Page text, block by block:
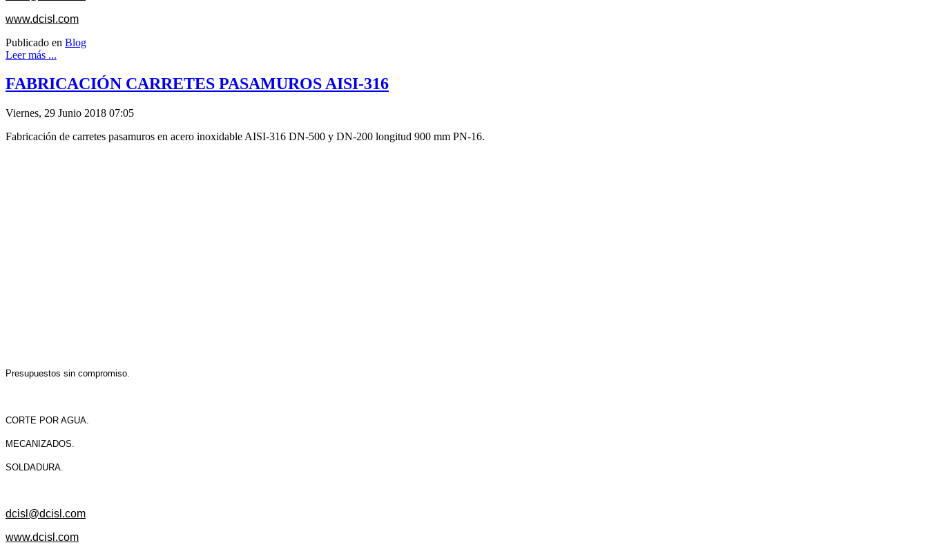
www.dcisl.com
Publicado en Blog
Leer más ...
FABRICACIÓN CARRETES PASAMUROS AISI-316
Viernes, 29 Junio 2018 07:05
Fabricación de carretes pasamuros en acero inoxidable AISI-316 DN-500 y DN-200 longitud 900 mm PN-16.
Presupuestos sin compromiso.
CORTE POR AGUA.
MECANIZADOS.
SOLDADURA.
dcisl@dcisl.com
www.dcisl.com